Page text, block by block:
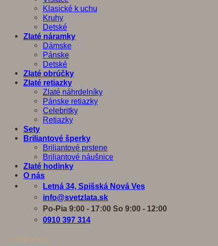
Klasické k uchu
Kruhy
Detské
Zlaté náramky
Dámske
Pánske
Detské
Zlaté obrúčky
Zlaté retiazky
Zlaté náhrdelníky
Pánske retiazky
Celebritky
Retiazky
Sety
Briliantové šperky
Briliantové prstene
Briliantové náušnice
Zlaté hodinky
O nás
Letná 34, Spišská Nová Ves
info@svetzlata.sk
Po-Pia 9:00 - 17:00 So 9:00 - 12:00
0910 397 314
Prihlásenie